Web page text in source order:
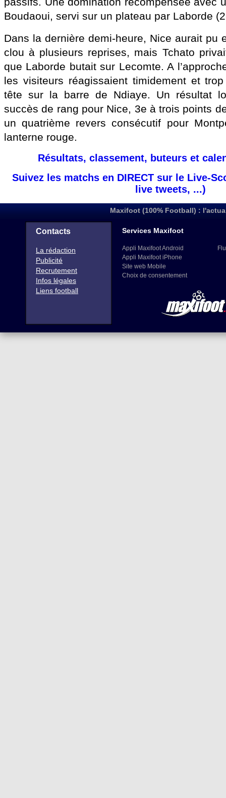
Boudaoui, servi sur un plateau par Laborde
Dans la dernière demi-heure, Nice aurait pu
clou à plusieurs reprises, mais Tchato
que Laborde butait sur Lecomte. A
les visiteurs réagissaient timidement et
tête sur la barre de Ndiaye. Un résultat
succès de rang pour Nice, 3e à trois points
un quatrième revers consécutif pour
lanterne rouge.
Résultats, classement, buteurs et
Suivez les matchs en DIRECT sur le Live-
live tweets, ...)
Maxifoot (100% Football) :
Contacts
La rédaction
Publicité
Recrutement
Infos légales
Liens football
Services Maxifoot
Appli Maxifoot Android
Appli Maxifoot iPhone
Site web Mobile
Choix de consentement